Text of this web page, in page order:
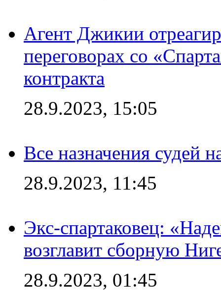
Агент Джикии
переговорах со
контракта
28.9.2023, 15:05
Все назначения судей
28.9.2023, 11:45
Экс-спартаковец:
возглавит сборную
28.9.2023, 01:45